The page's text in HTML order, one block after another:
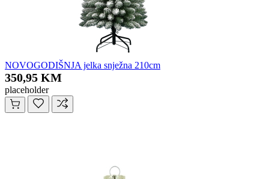
NOVOGODIŠNJA jelka snježna 210cm
350,95 KM
placeholder